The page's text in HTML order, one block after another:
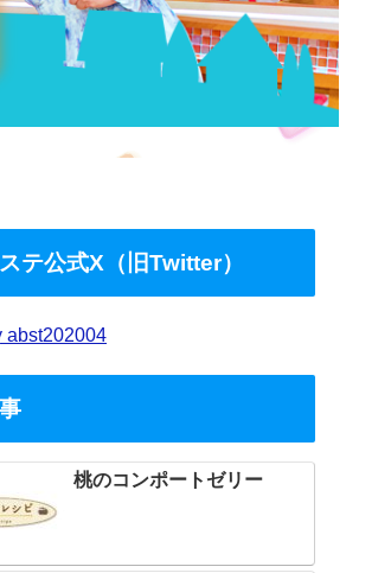
テ公式X（旧Twitter）
abst202004
桃のコンポートゼリー